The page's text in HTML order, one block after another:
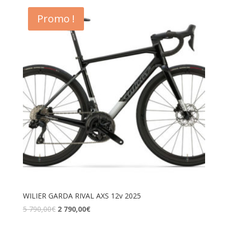
Promo !
WILIER GARDA RIVAL AXS 12v 2025
5 790,00€ 2 790,00€